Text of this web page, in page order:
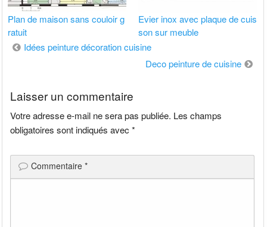
Plan de maison sans couloir g
ratuit
Evier inox avec plaque de cuis
son sur meuble
Navigation
Idées peinture décoration cuisine
Deco peinture de cuisine
Laisser un commentaire
Votre adresse e-mail ne sera pas publiée. Les champs
obligatoires sont indiqués avec*
Commentaire*